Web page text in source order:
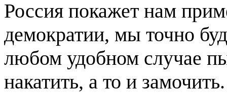
Россия покажет нам
демократии, мы точно
любом удобном случае
накатить, а то и